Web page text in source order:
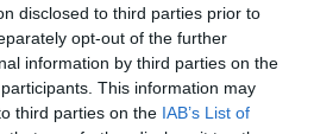
disclosed to third parties prior to
opt-out of the further
information by third parties on the
This information may
third parties on the IAB’s List of
podria superar amb molt
en el pressupost de la
preocupant és que, sense
situació no distava massa.